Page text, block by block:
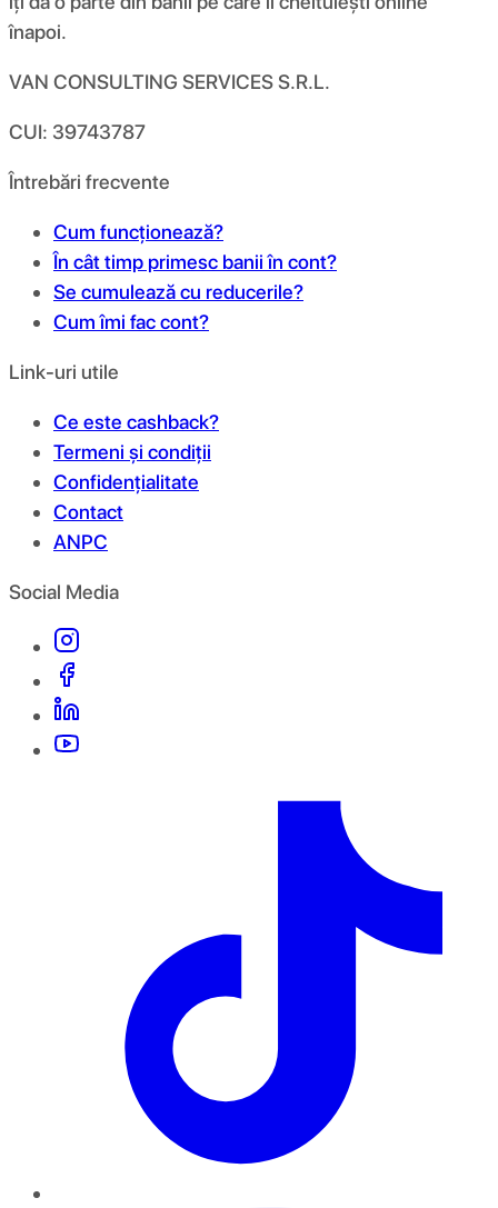
înapoi.
VAN CONSULTING SERVICES S.R.L.
CUI: 39743787
Întrebări frecvente
Cum funcționează?
În cât timp primesc banii în cont?
Se cumulează cu reducerile?
Cum îmi fac cont?
Link-uri utile
Ce este cashback?
Termeni și condiții
Confidențialitate
Contact
ANPC
Social Media